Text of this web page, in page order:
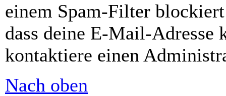
einem Spam-Filter
dass deine E-Mail-Adresse
kontaktiere einen
Nach oben